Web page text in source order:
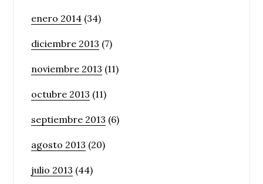
enero 2014 (34)
diciembre 2013 (7)
noviembre 2013 (11)
octubre 2013 (11)
septiembre 2013 (6)
agosto 2013 (20)
julio 2013 (44)